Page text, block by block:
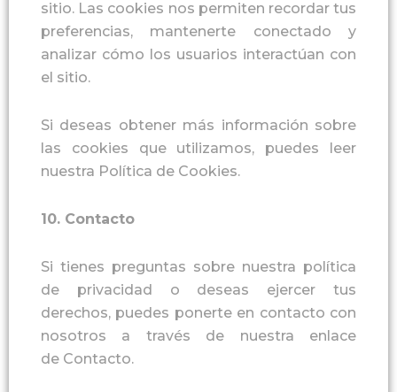
sitio. Las cookies nos permiten recordar tus
preferencias, mantenerte conectado y
analizar cómo los usuarios interactúan con
el sitio.
Si deseas obtener más información sobre
las cookies que utilizamos, puedes leer
nuestra Política de Cookies.
10. Contacto
Si tienes preguntas sobre nuestra política
de privacidad o deseas ejercer tus
derechos, puedes ponerte en contacto con
nosotros a través de nuestra enlace
de Contacto.